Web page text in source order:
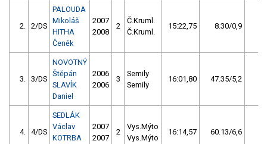
2. 2/DS
PALOUDA
Mikoláš
HITHA
Čeněk
2007
2008
2
Č.Kruml.
Č.Kruml.
15:22,75 8.30/0,9
3. 3/DS
NOVOTNÝ
Štěpán
SLAVÍK
Daniel
2006
2006
3
Semily
Semily
16:01,80 47.35/5,2
4. 4/DS
SEDLÁK
Václav
KOTRBA
2007
2007
2
Vys.Mýto
Vys.Mýto
16:14,57 60.13/6,6